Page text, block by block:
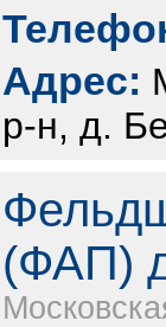
Адрес:
р-н, д.
(ФАП)